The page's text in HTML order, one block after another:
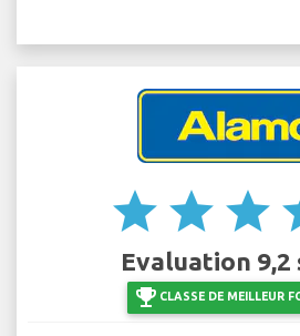
star star star
Evaluation 9,2
emoji_events CLASSE DE MEILLEUR